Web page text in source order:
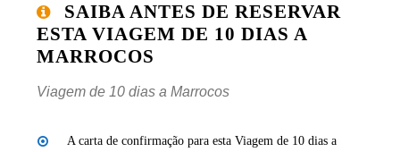
SAIBA ANTES DE RESERVAR
ESTA VIAGEM DE 10 DIAS A
MARROCOS
Viagem de 10 dias a Marrocos
A carta de confirmação para esta Viagem de 10 dias a